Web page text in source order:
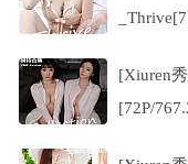
[Xiuren
[72P/